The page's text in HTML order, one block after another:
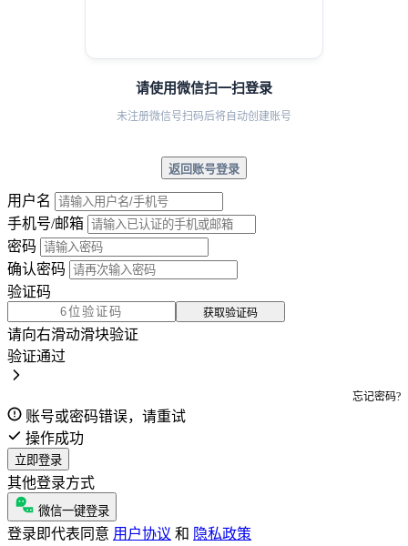
请使用微信扫一扫登录
未注册微信号扫码后将自动创建账号
返回账号登录
用户名
手机号/邮箱
密码
确认密码
验证码
获取验证码
请向右滑动滑块验证
验证通过
忘记密码?
账号或密码错误，请重试
操作成功
立即登录
其他登录方式
微信一键登录
登录即代表同意 用户协议 和 隐私政策